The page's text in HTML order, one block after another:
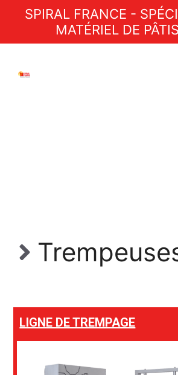
SPIRAL FRANCE -
MATÉRIEL DE
LIGNE DE TREMPAGE